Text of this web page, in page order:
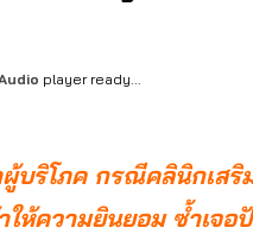
player ready...
บริโภคกรณีคลินิกเสริ
ให้ความยินยอม ซ้ำเจ